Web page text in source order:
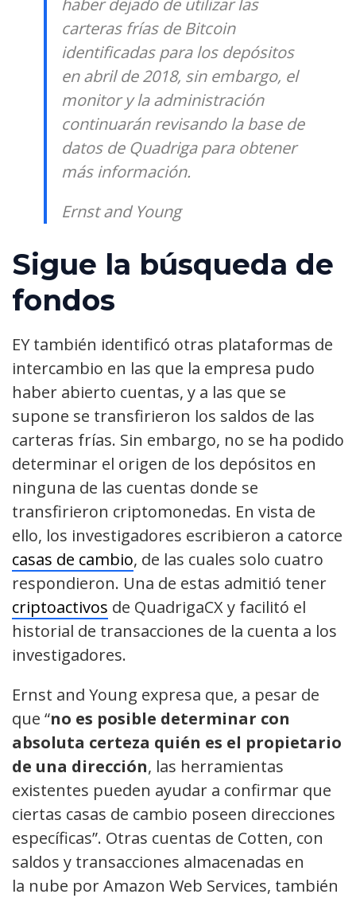
carteras frías de Bitcoin
identificadas para los depósitos
en abril de 2018, sin embargo, el
monitor y la administración
continuarán revisando la base de
datos de Quadriga para obtener
más información.
Ernst and Young
Sigue la búsqueda de
fondos
EY también identificó otras plataformas de
intercambio en las que la empresa pudo
haber abierto cuentas, y a las que se
supone se transfirieron los saldos de las
carteras frías. Sin embargo, no se ha podido
determinar el origen de los depósitos en
ninguna de las cuentas donde se
transfirieron criptomonedas. En vista de
ello, los investigadores escribieron a catorce
casas de cambio, de las cuales solo cuatro
respondieron. Una de estas admitió tener
criptoactivos de QuadrigaCX y facilitó el
historial de transacciones de la cuenta a los
investigadores.
Ernst and Young expresa que, a pesar de
que “no es posible determinar con
absoluta certeza quién es el propietario
de una dirección, las herramientas
existentes pueden ayudar a confirmar que
ciertas casas de cambio poseen direcciones
específicas”. Otras cuentas de Cotten, con
saldos y transacciones almacenadas en
la nube por Amazon Web Services, también